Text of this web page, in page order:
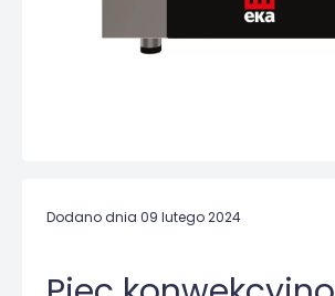
Dodano dnia 09 lutego 2024